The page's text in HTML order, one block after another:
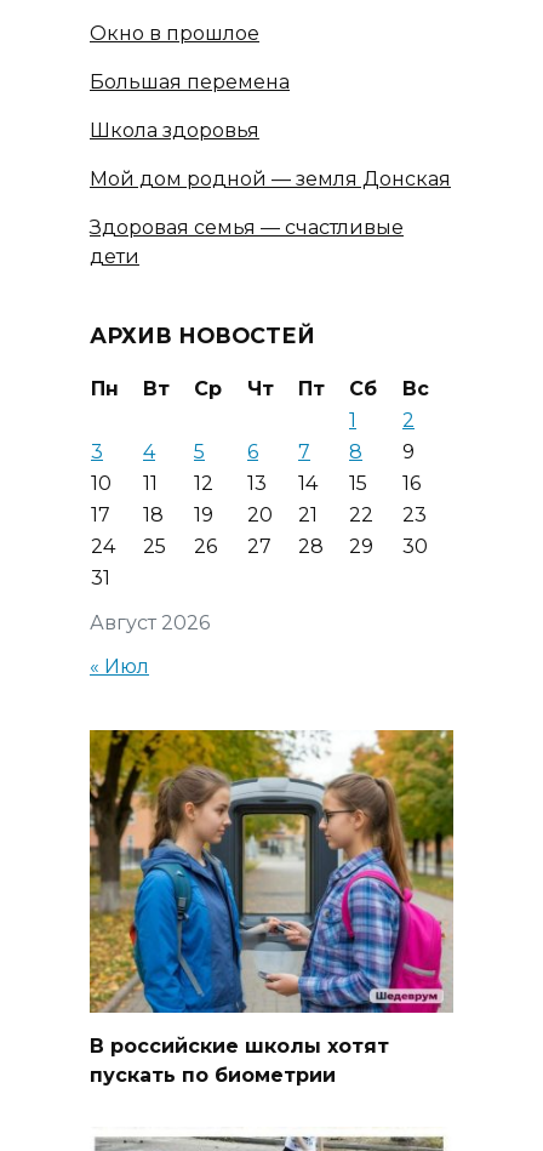
Окно в прошлое
Большая перемена
Школа здоровья
Мой дом родной — земля Донская
Здоровая семья — счастливые
дети
АРХИВ НОВОСТЕЙ
Август 2026
Пн Вт Ср Чт Пт Сб
Вс
1
2
3
4 5 6 7 8
9
10
11 12 13 14 15
16
17
18 19 20 21 22
23
24
25 26 27 28 29
30
31
« Июл
В российские школы хотят
пускать по биометрии